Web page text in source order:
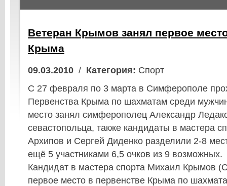
Ветеран Крымов занял первое
Крыма
09.03.2010 / Категория: Спорт
С 27 февраля по 3 марта в Симферополе
Первенства Крыма по шахматам среди
место занял симферополец Александр
севастопольца, также кандидаты в мастера
Архипов и Сергей Диденко разделили 2-8
ещё 5 участниками 6,5 очков из 9 возможных.
Кандидат в мастера спорта Михаил Крымов
первое место в первенстве Крыма по